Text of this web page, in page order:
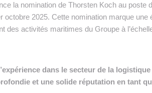
RECRUTEMENT
la nomination de Thorsten Koch au poste
octobre 2025. Cette nomination marque une
des activités maritimes du Groupe à
dans le secteur de la
et une solide réputation en tant